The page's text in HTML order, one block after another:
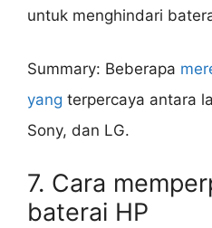
untuk menghindari
Summary: Beberapa
yang terpercaya antara
Sony, dan LG.
7. Cara
baterai HP